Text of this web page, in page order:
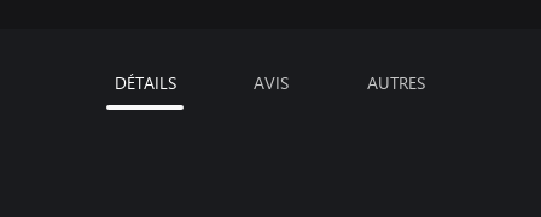
DÉTAILS AVIS AUTRES